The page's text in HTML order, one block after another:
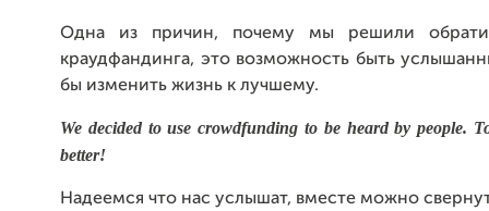
Одна из причин, почему мы решили
краудфандинга, это возможность быть
бы изменить жизнь к лучшему.
We decided to use crowdfunding to be heard by people.
better!
Надеемся что нас услышат, вместе можно